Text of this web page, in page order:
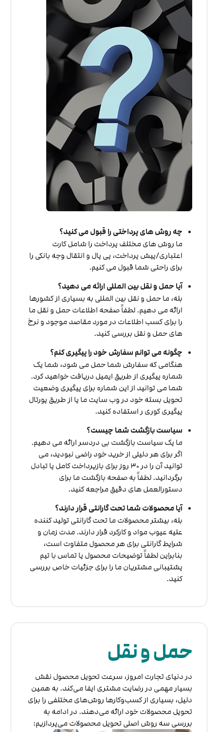
چه روش های پرداختی را قبول می کنید؟
ما روش های مختلف پرداخت را شامل کارت
اعتباری/پیش پرداخت، پی پال و انتقال وجه بانکی را
برای راحتی شما قبول می کنیم.
آیا حمل و نقل بین المللی ارائه می دهید؟
بله، ما حمل و نقل بین المللی به بسیاری از کشورها
ارائه می دهیم. لطفاً صفحه اطلاعات حمل و نقل ما
را برای کسب اطلاعات در مورد مقاصد موجود و نرخ
های حمل و نقل بررسی کنید.
چگونه می توانم سفارش خود را پیگیری کنم؟
هنگامی که سفارش شما حمل می شود، شما یک
شماره پیگیری از طریق ایمیل دریافت خواهید کرد.
شما می توانید از این شماره برای پیگیری وضعیت
تحویل بسته خود در وب سایت ما یا از طریق پورتال
پیگیری کوری ر استفاده کنید.
سیاست بازگشت شما چیست؟
ما یک سیاست بازگشت بی دردسر ارائه می دهیم.
اگر برای هر دلیلی از خرید خود راضی نبودید، می
توانید آن را در 30 روز برای بازپرداخت کامل یا تبادل
برگردانید. لطفاً به صفحه بازگشت ما برای
دستورالعمل های دقیق مراجعه کنید.
آیا محصولات شما تحت گارانتی قرار دارند؟
بله، بیشتر محصولات ما تحت گارانتی تولید کننده
علیه عیوب مواد و کارکرد قرار دارند. مدت زمان و
شرایط گارانتی برای هر محصول متفاوت است،
بنابراین لطفاً توضیحات محصول یا تماس با تیم
پشتیبانی مشتریان ما را برای جزئیات خاص بررسی
کنید.
حمل و نقل
در دنیای تجارت امروز، سرعت تحویل محصول نقش
بسیار مهمی در رضایت مشتری ایفا می‌کند. به همین
دلیل، بسیاری از کسب‌وکارها روش‌های مختلفی را برای
تحویل محصولات خود ارائه می‌دهند. در ادامه به
بررسی سه روش اصلی تحویل محصولات می‌پردازیم: